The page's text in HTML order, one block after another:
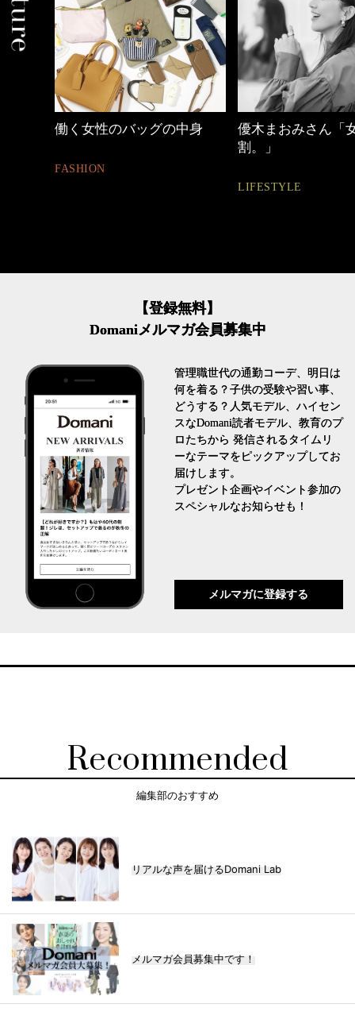
働く女性のバッグの中身
FASHION
優木まおみさん「
割。」
LIFESTYLE
【登録無料】
Domaniメルマガ会員募集中
管理職世代の通勤コーデ、明日は
何を着る？子供の受験や習い事、
どうする？人気モデル、ハイセン
スなDomani読者モデル、教育のプ
ロたちから 発信されるタイムリ
ーなテーマをピックアップしてお
届けします。
プレゼント企画やイベント参加の
スペシャルなお知らせも！
メルマガに登録する
Recommended
編集部のおすすめ
リアルな声を届けるDomani Lab
メルマガ会員募集中です！